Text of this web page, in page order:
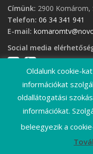
Címünk: 2900 Komárom,
Telefon: 06 34 341 941
E-mail:
Social media
©2026 Komáromi
Oldalunk cookie-
információkat
oldallátogatási
információkat.
beleegyezik a